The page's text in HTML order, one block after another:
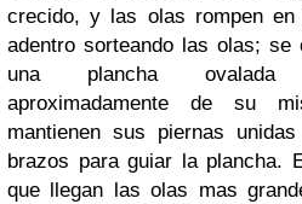
crecido, y las olas rompen
adentro sorteando las olas; se
una plancha ovalada
aproximadamente de su
mantienen sus piernas
brazos para guiar la plancha.
que llegan las olas mas